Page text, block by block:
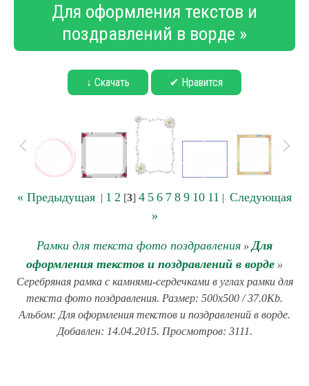
Для оформления текстов и
поздравлений в ворде »
↓ Скачать ✔ Нравится
« Предыдущая | 1 2 [3] 4 5 6 7 8 9 10 11 | Следующая
»
Рамки для текста фото поздравления » Для
оформления текстов и поздравлений в ворде »
Серебряная рамка с камнями-сердечками в углах рамки для
текста фото поздравления. Размер: 500x500 / 37.0Kb.
Альбом: Для оформления текстов и поздравлений в ворде.
Добавлен: 14.04.2015. Просмотров: 3111.